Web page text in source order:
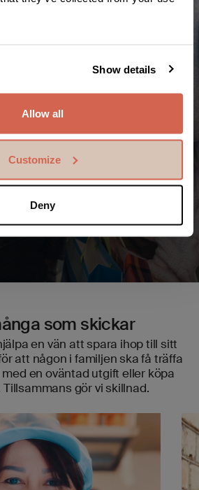
Show details
Allow all
Customize
Deny
får en chans
över hela världen.
som skickar
en vän att spara ihop till sitt
att någon i familjen ska få träffa
en oväntad utgift eller köpa
gör vi skillnad.